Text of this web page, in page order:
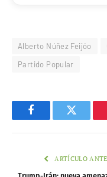
Alberto Núñez Feijóo
Partido Popular
FacebookTwitter
ARTÍCULO